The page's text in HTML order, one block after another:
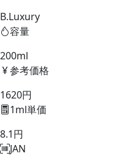
B.Luxury
容量
200ml
参考価格
1620円
1ml単価
8.1円
JAN